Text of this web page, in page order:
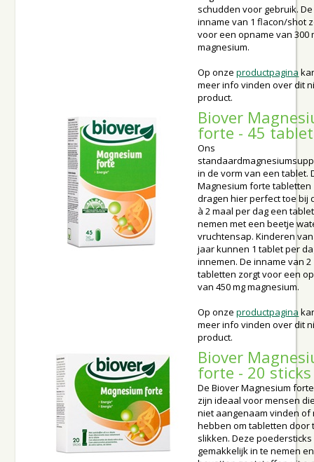
schudden voor gebruik. De
inname van 1 flacon/shot
voor een opname van 300
magnesium.
Op onzeproductpagina
meer info vinden over dit
product.
Biover
forte - 45
Ons
in de vorm van een tablet.
Magnesium forte tabletten
dragen hier perfect toe bij
à 2 maal per dag een
nemen met een beetje
vruchtensap. Kinderen
jaar kunnen 1 tablet per
innemen. De inname van 2
tabletten zorgt voor een
van 450 mg magnesium.
Op onzeproductpagina
meer info vinden over dit
product.
Biover
forte - 20 sticks
De Biover Magnesium
zijn ideaal voor mensen
niet aangenaam vinden of
hebben om tabletten door
slikken. Deze
gemakkelijk in te nemen en